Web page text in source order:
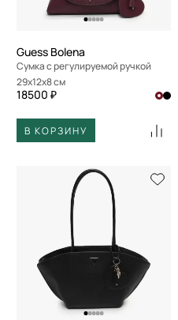
Guess Bolena
Сумка с регулируемой ручкой
29x12x8 см
18500 ₽
В КОРЗИНУ